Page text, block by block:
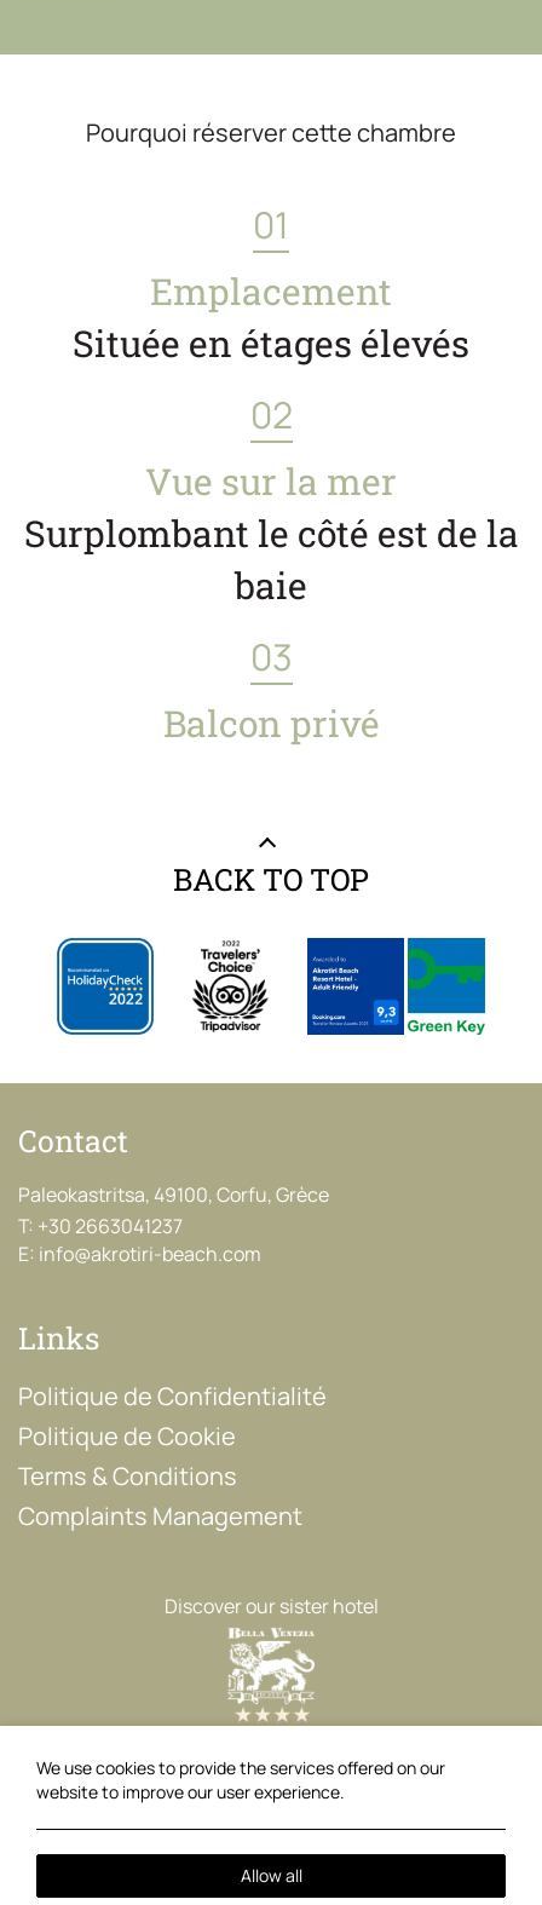
Pourquoi réserver cette chambre
01
Emplacement
Située en étages élevés
02
Vue sur la mer
Surplombant le côté est de la
baie
03
Balcon privé
BACK TO TOP
Contact
Paleokastritsa, 49100, Corfu, Grèce
T: +30 2663041237
E: info@akrotiri-beach.com
Links
Politique de Confidentialité
Politique de Cookie
Terms & Conditions
Complaints Management
Discover our sister hotel
Suivez nous
We use cookies to provide the services offered on our
website to improve our user experience.
Allow all